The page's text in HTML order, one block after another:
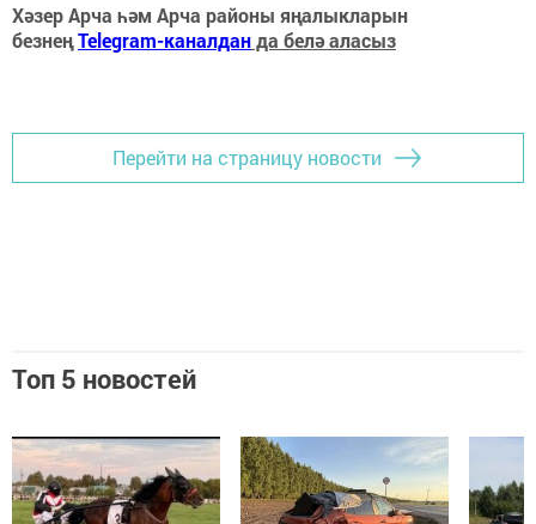
Хәзер Арча һәм Арча районы яңалыкларын
безнеңTelegram-каналданда белә аласыз
Перейти на страницу новости
Топ 5 новостей